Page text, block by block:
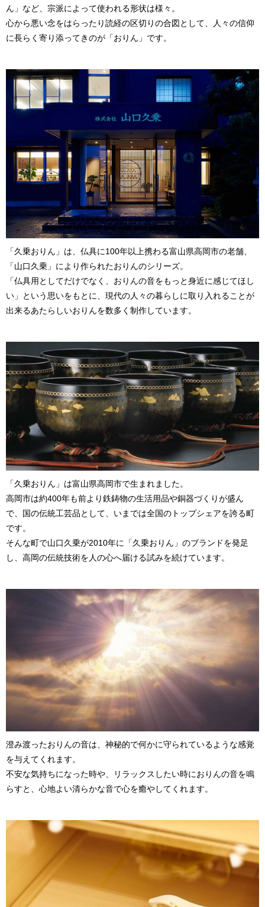
ん」など、宗派によって使われる形状は様々。
心から悪い念をはらったり読経の区切りの合図として、人々の信仰
に長らく寄り添ってきのが「おりん」です。
「久乗おりん」は、仏具に100年以上携わる富山県高岡市の老舗、
「山口久乗」により作られたおりんのシリーズ。
「仏具用としてだけでなく、おりんの音をもっと身近に感じてほし
い」という思いをもとに、現代の人々の暮らしに取り入れることが
出来るあたらしいおりんを数多く制作しています。
「久乗おりん」は富山県高岡市で生まれました。
高岡市は約400年も前より鉄鋳物の生活用品や銅器づくりが盛ん
で、国の伝統工芸品として、いまでは全国のトップシェアを誇る町
です。
そんな町で山口久乗が2010年に「久乗おりん」のブランドを発足
し、高岡の伝統技術を人の心へ届ける試みを続けています。
澄み渡ったおりんの音は、神秘的で何かに守られているような感覚
を与えてくれます。
不安な気持ちになった時や、リラックスしたい時におりんの音を鳴
らすと、心地よい清らかな音で心を癒やしてくれます。